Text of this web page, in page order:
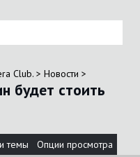
Club. > Новости >
будет стоить
темы
Опции просмотра